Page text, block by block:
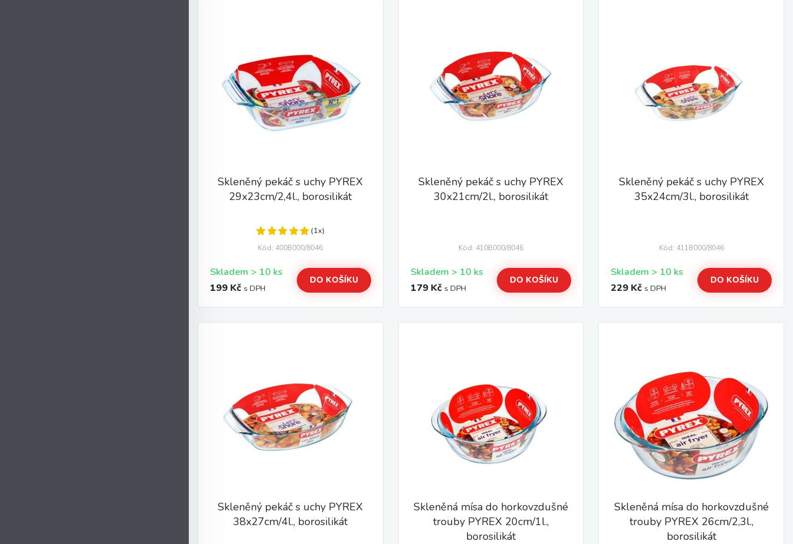
Skleněný pekáč s uchy PYREX
29x23cm/2,4l., borosilikát
(1x)
Kód: 400B000/8046
Skladem > 10 ks
199 Kč s DPH
DO KOŠÍKU
Skleněný pekáč s uchy PYREX
30x21cm/2l., borosilikát
Kód: 410B000/8046
Skladem > 10 ks
179 Kč s DPH
DO KOŠÍKU
Skleněný pekáč s uchy PYREX
35x24cm/3l., borosilikát
Kód: 411B000/8046
Skladem > 10 ks
229 Kč s DPH
DO KOŠÍKU
Skleněný pekáč s uchy PYREX
38x27cm/4l., borosilikát
Skleněná mísa do horkovzdušné
trouby PYREX 20cm/1l.,
borosilikát
Skleněná mísa do horkovzdušné
trouby PYREX 26cm/2,3l.,
borosilikát